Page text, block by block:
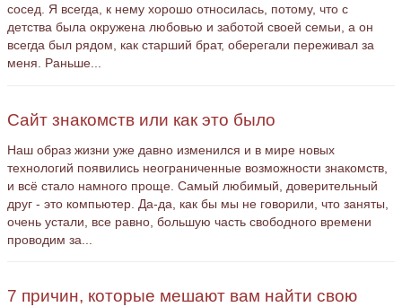
сосед. Я всегда, к нему хорошо относилась, потому, что с
детства была окружена любовью и заботой своей семьи, а он
всегда был рядом, как старший брат, оберегали переживал за
меня. Раньше...
Сайт знакомств или как это было
Наш образ жизни уже давно изменился и в мире новых
технологий появились неограниченные возможности знакомств,
и всё стало намного проще. Самый любимый, доверительный
друг - это компьютер. Да-да, как бы мы не говорили, что заняты,
очень устали, все равно, большую часть свободного времени
проводим за...
7 причин, которые мешают вам найти свою